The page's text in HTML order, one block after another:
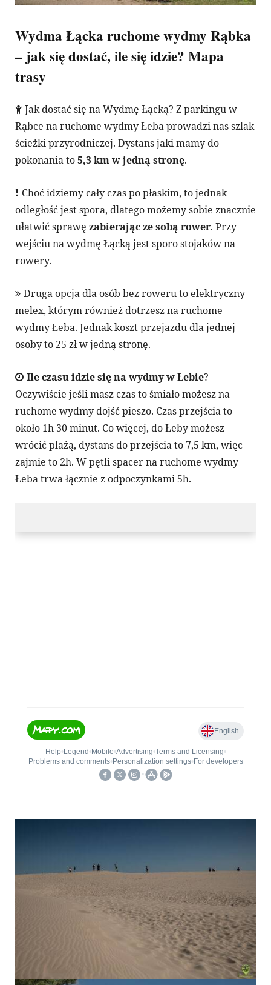
Wydma Łącka ruchome wydmy Rąbka
– jak się dostać, ile się idzie? Mapa
trasy
Jak dostać się na Wydmę Łącką? Z parkingu w
Rąbce na ruchome wydmy Łeba prowadzi nas szlak
ścieżki przyrodniczej. Dystans jaki mamy do
pokonania to5,3 km w jedną stronę.
Choć idziemy cały czas po płaskim, to jednak
odległość jest spora, dlatego możemy sobie znacznie
ułatwić sprawę zabierając ze sobą rower. Przy
wejściu na wydmę Łącką jest sporo stojaków na
rowery.
Druga opcja dla osób bez roweru to elektryczny
melex, którym również dotrzesz na ruchome
wydmy Łeba. Jednak koszt przejazdu dla jednej
osoby to 25 zł w jedną stronę.
Ile czasu idzie się na wydmy w Łebie?
Oczywiście jeśli masz czas to śmiało możesz na
ruchome wydmy dojść pieszo. Czas przejścia to
około 1h 30 minut. Co więcej, do Łeby możesz
wrócić plażą, dystans do przejścia to 7,5 km, więc
zajmie to 2h. W pętli spacer na ruchome wydmy
Łeba trwa łącznie z odpoczynkami 5h.